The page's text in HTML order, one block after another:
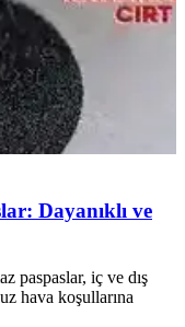
Dayanıklı ve
paspaslar, iç ve dış
hava koşullarına